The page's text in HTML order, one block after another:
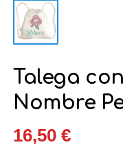
Talega
Nombre
16,50 €